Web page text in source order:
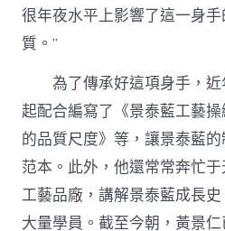
很年夜水平上影響了這一身
質。”
為了傳承好這項身手，
起配合編寫了《景泰藍工藝
的品質尺度》等，讓景泰藍
范本。此外，他還常常奔忙
工藝品廠，講解景泰藍成長
大量學員。截至今朝，黃景